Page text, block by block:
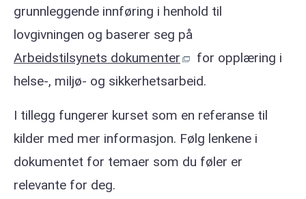
grunnleggende innføring i henhold til
lovgivningen og baserer seg på
Arbeidstilsynets dokumenter
for opplæring i
helse-, miljø- og sikkerhetsarbeid.
I tillegg fungerer kurset som en referanse til
kilder med mer informasjon. Følg lenkene i
dokumentet for temaer som du føler er
relevante for deg.